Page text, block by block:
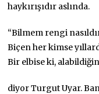
haykırışıdır aslında.
“Bilmem rengi
Biçen her kimse
Bir elbise ki,
diyor Turgut Uyar.